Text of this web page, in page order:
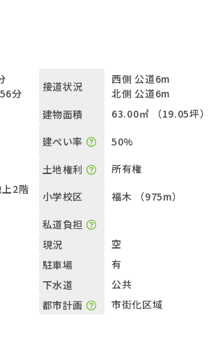
分
接道状況
西側 公道6m
北側 公道6m
建物面積
63.00㎡ （19.05坪）
建ぺい率
50%
土地権利
所有権
2階
小学校区
福木 （975m）
私道負担
現況
空
駐車場
有
下水道
公共
都市計画
市街化区域